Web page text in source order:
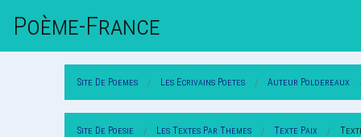
Poème-FrAnce
Site De Poemes Les Ecrivains Poetes Auteur Poldereaux
Site De Poesie Les Textes Par Themes Texte Paix